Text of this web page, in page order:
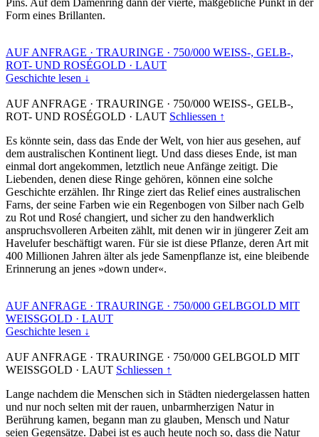
Form eines Brillanten.
AUF ANFRAGE · TRAURINGE · 750/000 WEISS-, GELB-,
ROT- UND ROSÉGOLD · LAUT
Geschichte lesen ↓
AUF ANFRAGE · TRAURINGE · 750/000 WEISS-, GELB-,
ROT- UND ROSÉGOLD · LAUT Schliessen ↑
Es könnte sein, dass das Ende der Welt, von hier aus gesehen, auf
dem australischen Kontinent liegt. Und dass dieses Ende, ist man
einmal dort angekommen, letztlich neue Anfänge zeitigt. Die
Liebenden, denen diese Ringe gehören, können eine solche
Geschichte erzählen. Ihr Ringe ziert das Relief eines australischen
Farns, der seine Farben wie ein Regenbogen von Silber nach Gelb
zu Rot und Rosé changiert, und sicher zu den handwerklich
anspruchsvolleren Arbeiten zählt, mit denen wir in jüngerer Zeit am
Havelufer beschäftigt waren. Für sie ist diese Pflanze, deren Art mit
400 Millionen Jahren älter als jede Samenpflanze ist, eine bleibende
Erinnerung an jenes »down under«.
AUF ANFRAGE · TRAURINGE · 750/000 GELBGOLD MIT
WEISSGOLD · LAUT
Geschichte lesen ↓
AUF ANFRAGE · TRAURINGE · 750/000 GELBGOLD MIT
WEISSGOLD · LAUT Schliessen ↑
Lange nachdem die Menschen sich in Städten niedergelassen hatten
und nur noch selten mit der rauen, unbarmherzigen Natur in
Berührung kamen, begann man zu glauben, Mensch und Natur
seien Gegensätze. Dabei ist es auch heute noch so, dass die Natur